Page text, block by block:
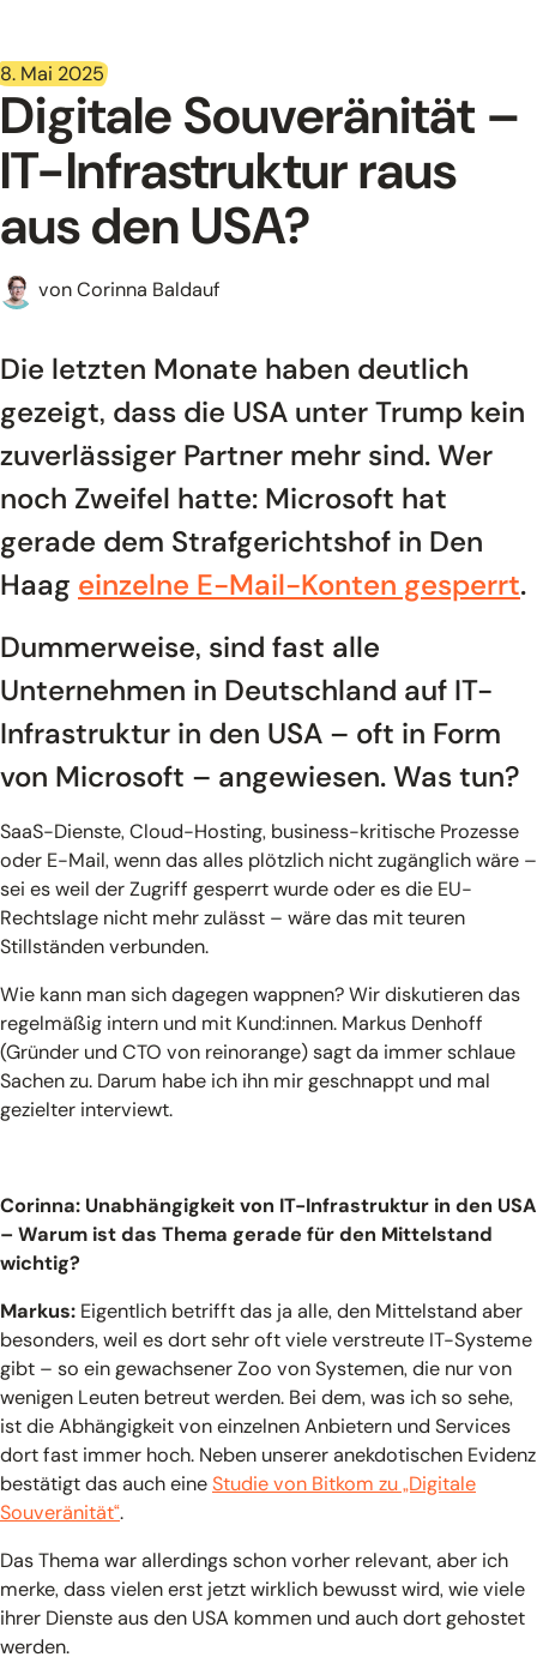
Über uns
Kontakt
8. Mai 2025
Digitale Souveränität –
IT-Infrastruktur raus
aus den USA?
von Corinna Baldauf
Die letzten Monate haben deutlich
gezeigt, dass die USA unter Trump kein
zuverlässiger Partner mehr sind. Wer
noch Zweifel hatte: Microsoft hat
gerade dem Strafgerichtshof in Den
Haag einzelne E-Mail-Konten gesperrt.
Dummerweise, sind fast alle
Unternehmen in Deutschland auf IT-
Infrastruktur in den USA – oft in Form
von Microsoft – angewiesen. Was tun?
SaaS-Dienste, Cloud-Hosting, business-kritische Prozesse
oder E-Mail, wenn das alles plötzlich nicht zugänglich wäre –
sei es weil der Zugriff gesperrt wurde oder es die EU-
Rechtslage nicht mehr zulässt – wäre das mit teuren
Stillständen verbunden.
Wie kann man sich dagegen wappnen? Wir diskutieren das
regelmäßig intern und mit Kund:innen. Markus Denhoff
(Gründer und CTO von reinorange) sagt da immer schlaue
Sachen zu. Darum habe ich ihn mir geschnappt und mal
gezielter interviewt.
Corinna: Unabhängigkeit von IT-Infrastruktur in den USA
– Warum ist das Thema gerade für den Mittelstand
wichtig?
Markus: Eigentlich betrifft das ja alle, den Mittelstand aber
besonders, weil es dort sehr oft viele verstreute IT-Systeme
gibt – so ein gewachsener Zoo von Systemen, die nur von
wenigen Leuten betreut werden. Bei dem, was ich so sehe,
ist die Abhängigkeit von einzelnen Anbietern und Services
dort fast immer hoch. Neben unserer anekdotischen Evidenz
bestätigt das auch eineStudie von Bitkom zu „Digitale
Souveränität“.
Das Thema war allerdings schon vorher relevant, aber ich
merke, dass vielen erst jetzt wirklich bewusst wird, wie viele
ihrer Dienste aus den USA kommen und auch dort gehostet
werden.